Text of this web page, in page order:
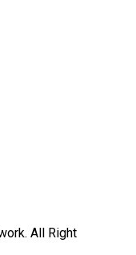
All Right